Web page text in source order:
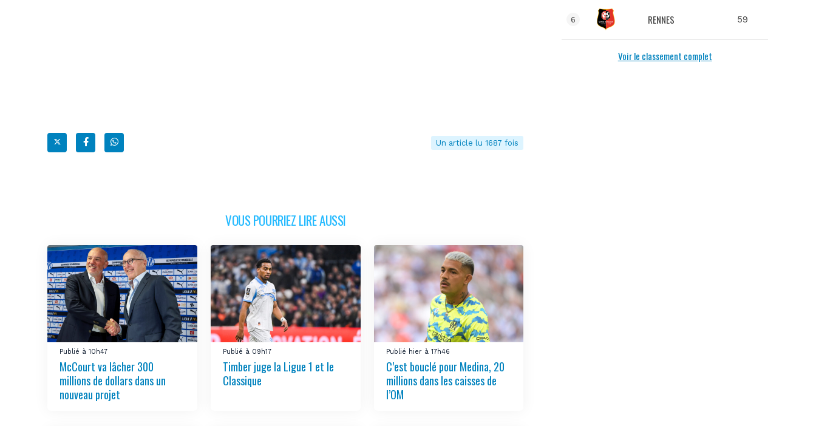
Un article lu 1687 fois
VOUS POURRIEZ LIRE AUSSI
Publié à 10h47
McCourt va lâcher 300
millions de dollars dans un
nouveau projet
Publié à 09h17
Timber juge la Ligue 1 et le
Classique
Publié hier à 17h46
C’est bouclé pour Medina, 20
millions dans les caisses de
l’OM
6 RENNES 59
Voir le classement complet